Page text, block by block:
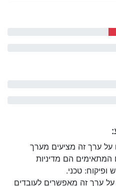
על ערך זה מציעים מערך
המתאימים הם מדיניות
ופיקוח: טכני.
על ערך זה מאפשרים לעובדים